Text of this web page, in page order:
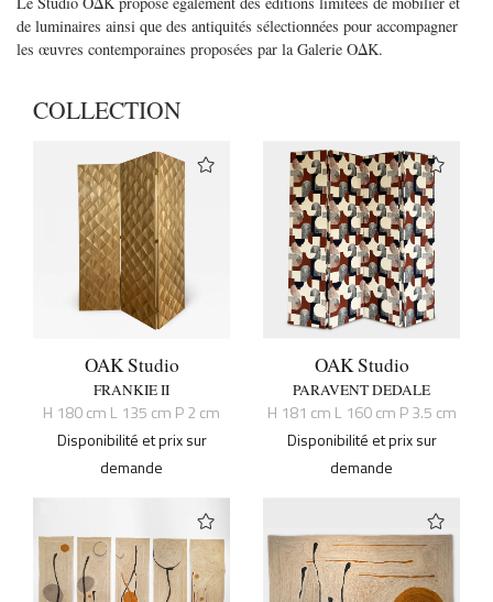
de luminaires ainsi que des antiquités sélectionnées pour accompagner
les œuvres contemporaines proposées par la Galerie OΔK.
COLLECTION
OAK Studio
FRANKIE II
H 180 cm L 135 cm P 2 cm
Disponibilité et prix sur
demande
OAK Studio
PARAVENT DEDALE
H 181 cm L 160 cm P 3.5 cm
Disponibilité et prix sur
demande